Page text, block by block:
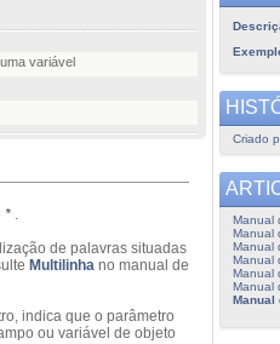
variável
* .
de palavras situadas
Multilinha no manual de
indica que o parâmetro
ou variável de objeto
Criado
Manual
Manual
Manual
Manual
Manual
Manual
Manual